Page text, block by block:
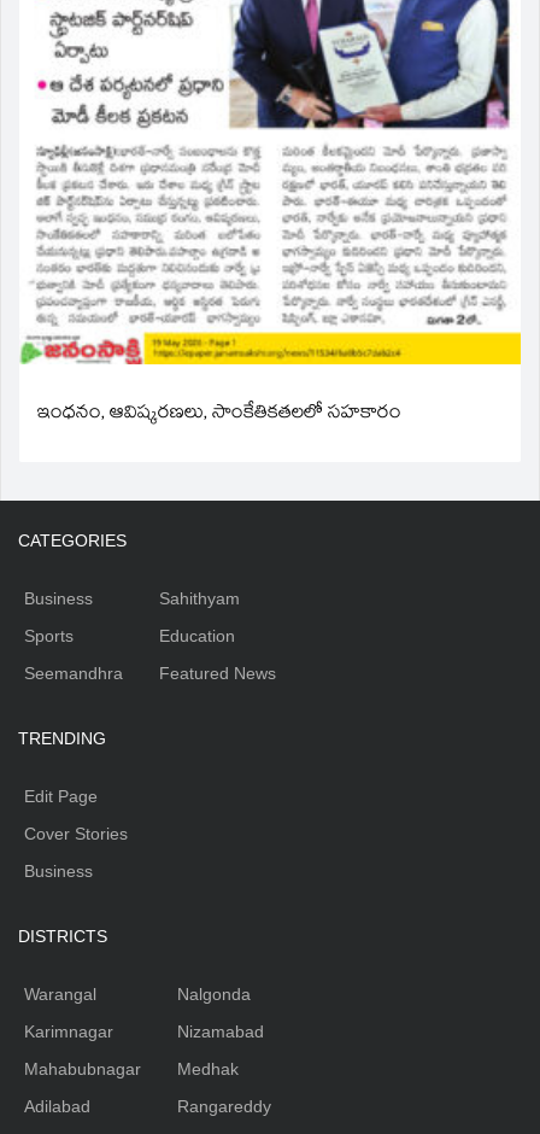
ఇంధనం, ఆవిష్కరణలు, సాంకేతికతలలో సహకారం
CATEGORIES
Business
Sports
Seemandhra
Sahithyam
Education
Featured News
TRENDING
Edit Page
Cover Stories
Business
DISTRICTS
Warangal
Karimnagar
Mahabubnagar
Adilabad
Nalgonda
Nizamabad
Medhak
Rangareddy